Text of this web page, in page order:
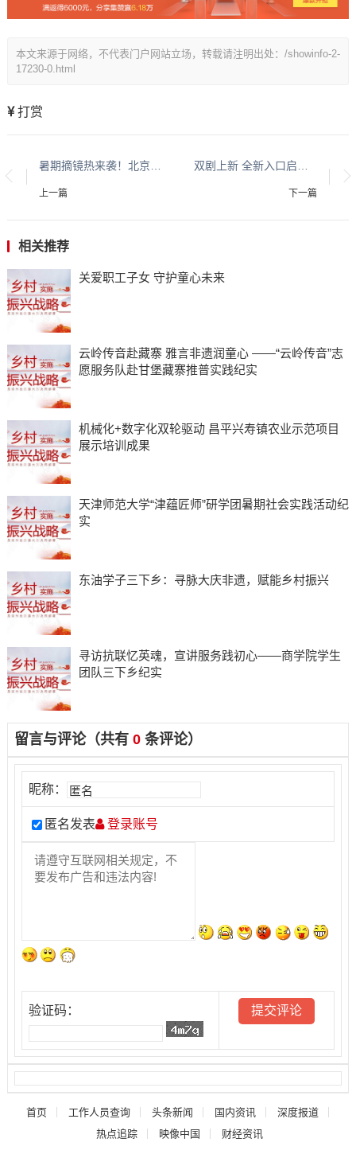
本文来源于网络，不代表门户网站立场，转载请注明出处：/showinfo-2-
17230-0.html
打赏
上一篇 下一篇
相关推荐
关爱职工子女 守护童心未来
云岭传音赴藏寨 雅言非遗润童心 ——“云岭传音”志
愿服务队赴甘堡藏寨推普实践纪实
机械化+数字化双轮驱动 昌平兴寿镇农业示范项目
展示培训成果
天津师范大学“津蕴匠师”研学团暑期社会实践活动纪
实
东油学子三下乡：寻脉大庆非遗，赋能乡村振兴
寻访抗联忆英魂，宣讲服务践初心——商学院学生
团队三下乡纪实
留言与评论（共有 0条评论）
昵称：
匿名发表 登录账号
验证码：
首页 工作人员查询 头条新闻 国内资讯
深度报道
热点追踪
映像中国 财经资讯